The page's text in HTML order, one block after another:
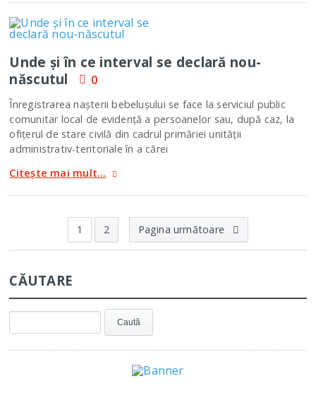
Unde și în ce interval se declară nou-
născutul
0
Înregistrarea naşterii bebelușului se face la serviciul public
comunitar local de evidenţă a persoanelor sau, după caz, la
ofiţerul de stare civilă din cadrul primăriei unităţii
administrativ-teritoriale în a cărei
Citește mai mult...
1 2 Pagina următoare
CĂUTARE